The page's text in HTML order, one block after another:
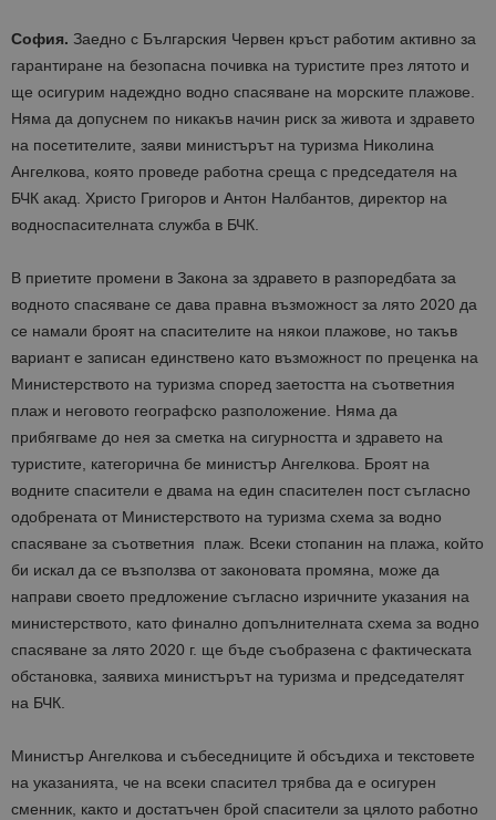
София. Заедно с Българския Червен кръст работим активно за
гарантиране на безопасна почивка на туристите през лятото и
ще осигурим надеждно водно спасяване на морските плажове.
Няма да допуснем по никакъв начин риск за живота и здравето
на посетителите, заяви министърът на туризма Николина
Ангелкова, която проведе работна среща с председателя на
БЧК акад. Христо Григоров и Антон Налбантов, директор на
водноспасителната служба в БЧК.
В приетите промени в Закона за здравето в разпоредбата за
водното спасяване се дава правна възможност за лято 2020 да
се намали броят на спасителите на някои плажове, но такъв
вариант е записан единствено като възможност по преценка на
Министерството на туризма според заетостта на съответния
плаж и неговото географско разположение. Няма да
прибягваме до нея за сметка на сигурността и здравето на
туристите, категорична бе министър Ангелкова. Броят на
водните спасители е двама на един спасителен пост съгласно
одобрената от Министерството на туризма схема за водно
спасяване за съответния плаж. Всеки стопанин на плажа, който
би искал да се възползва от законовата промяна, може да
направи своето предложение съгласно изричните указания на
министерството, като финално допълнителната схема за водно
спасяване за лято 2020 г. ще бъде съобразена с фактическата
обстановка, заявиха министърът на туризма и председателят
на БЧК.
Министър Ангелкова и събеседниците й обсъдиха и текстовете
на указанията, че на всеки спасител трябва да е осигурен
сменник, както и достатъчен брой спасители за цялото работно